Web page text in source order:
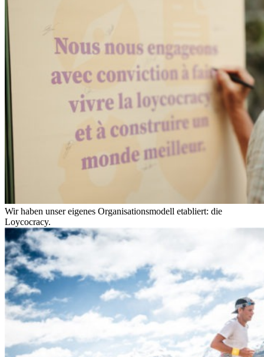
Wir haben unser eigenes Organisationsmodell etabliert: die
Loycocracy.